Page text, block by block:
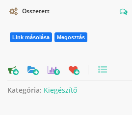
Összetett
Link másolása Megosztás
0
Kategória: Kiegészítő